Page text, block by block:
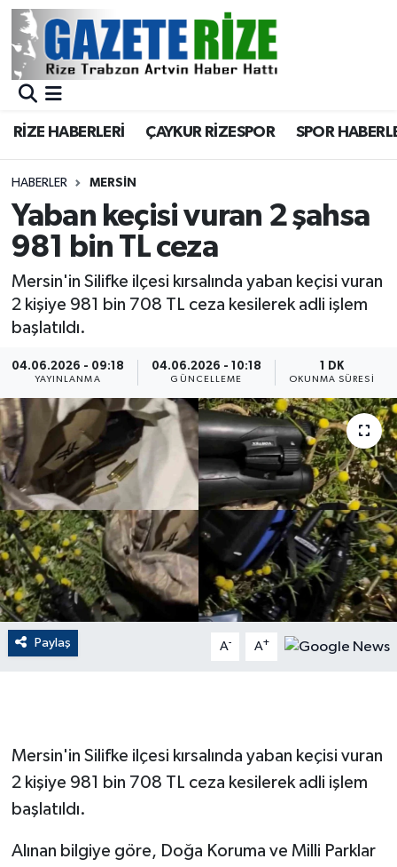
RİZE HABERLERİ ÇAYKUR RİZESPOR SPOR
HABERLER MERSİN
Yaban keçisi vuran 2 şahsa
981 bin TL ceza
Mersin'in Silifke ilçesi kırsalında yaban keçisi vuran
2 kişiye 981 bin 708 TL ceza kesilerek adli işlem
başlatıldı.
04.06.2026 - 09:18
YAYINLANMA
04.06.2026 - 10:18
GÜNCELLEME
1 DK
OKUNMA SÜRESI
Paylaş A- A+
Mersin'in Silifke ilçesi kırsalında yaban keçisi vuran
2 kişiye 981 bin 708 TL ceza kesilerek adli işlem
başlatıldı.
Alınan bilgiye göre, Doğa Koruma ve Milli Parklar
BÖLGEMİZ
Asayiş
Rize Jandarma Komutanlığı
Bilim Teknoloji
Canlı Maç
ÇEVRE
Dış Haberler
Dünya
EĞİTİM
EKONOMİ
English News
Flaş Haber
Gayrimenkul
Merkez Nöbetçi Eczaneler
Merkez Trafik Yoğunluk Haritası
Süper Lig Puan Durumu ve Fikstür
Tüm Manşetler
Son Dakika Haberleri